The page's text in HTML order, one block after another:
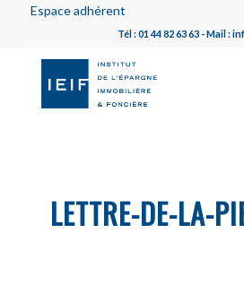
Espace adhérent
Tél : 01 44 82 63 63 - Mail :
LETTRE-DE-LA-